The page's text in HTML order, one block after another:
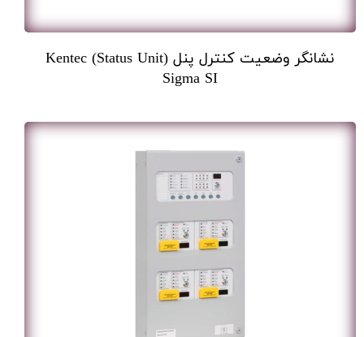
نشانگر وضعیت کنترل پنل (Status Unit) Kentec
Sigma SI